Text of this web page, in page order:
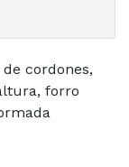
cordones,
forro